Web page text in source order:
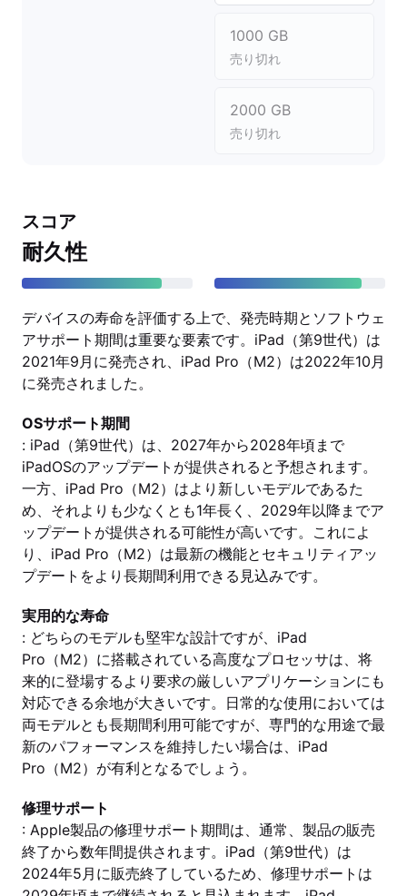
1000 GB
売り切れ
2000 GB
売り切れ
スコア
耐久性
デバイスの寿命を評価する上で、発売時期とソフトウェ
アサポート期間は重要な要素です。iPad（第9世代）は
2021年9月に発売され、iPad Pro（M2）は2022年10月
に発売されました。
OSサポート期間
: iPad（第9世代）は、2027年から2028年頃まで
iPadOSのアップデートが提供されると予想されます。
一方、iPad Pro（M2）はより新しいモデルであるた
め、それよりも少なくとも1年長く、2029年以降までア
ップデートが提供される可能性が高いです。これによ
り、iPad Pro（M2）は最新の機能とセキュリティアッ
プデートをより長期間利用できる見込みです。
実用的な寿命
: どちらのモデルも堅牢な設計ですが、iPad
Pro（M2）に搭載されている高度なプロセッサは、将
来的に登場するより要求の厳しいアプリケーションにも
対応できる余地が大きいです。日常的な使用においては
両モデルとも長期間利用可能ですが、専門的な用途で最
新のパフォーマンスを維持したい場合は、iPad
Pro（M2）が有利となるでしょう。
修理サポート
: Apple製品の修理サポート期間は、通常、製品の販売
終了から数年間提供されます。iPad（第9世代）は
2024年5月に販売終了しているため、修理サポートは